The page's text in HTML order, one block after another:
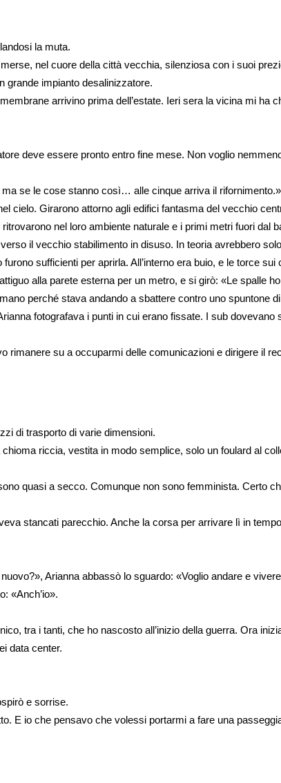
la muta.
nel cuore della città vecchia, silenziosa con i suoi
grande impianto desalinizzatore.
arrivino prima dell’estate. Ieri sera la vicina mi ha
deve essere pronto entro fine mese. Non voglio
se le cose stanno così… alle cinque arriva il rifornimento.»
cielo. Girarono attorno agli edifici fantasma del vecchio
nel loro ambiente naturale e i primi metri fuori
il vecchio stabilimento in disuso. In teoria avrebbero
sufficienti per aprirla. All’interno era buio, e le torce
alla parete esterna per un metro, e si girò: «Le spalle
perché stava andando a sbattere contro uno spuntone
fotografava i punti in cui erano fissate. I sub
rimanere su a occuparmi delle comunicazioni e dirigere il
di trasporto di varie dimensioni.
riccia, vestita in modo semplice, solo un foulard al
quasi a secco. Comunque non sono femminista. Certo
stancati parecchio. Anche la corsa per arrivare lì in
Arianna abbassò lo sguardo: «Voglio andare e
«Anch’io».
tra i tanti, che ho nascosto all’inizio della guerra. Ora
data center.
e sorrise.
E io che pensavo che volessi portarmi a fare una